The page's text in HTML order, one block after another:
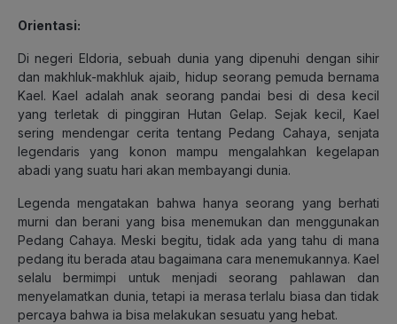
Orientasi:
Di negeri Eldoria, sebuah dunia yang dipenuhi dengan sihir
dan makhluk-makhluk ajaib, hidup seorang pemuda bernama
Kael. Kael adalah anak seorang pandai besi di desa kecil
yang terletak di pinggiran Hutan Gelap. Sejak kecil, Kael
sering mendengar cerita tentang Pedang Cahaya, senjata
legendaris yang konon mampu mengalahkan kegelapan
abadi yang suatu hari akan membayangi dunia.
Legenda mengatakan bahwa hanya seorang yang berhati
murni dan berani yang bisa menemukan dan menggunakan
Pedang Cahaya. Meski begitu, tidak ada yang tahu di mana
pedang itu berada atau bagaimana cara menemukannya. Kael
selalu bermimpi untuk menjadi seorang pahlawan dan
menyelamatkan dunia, tetapi ia merasa terlalu biasa dan tidak
percaya bahwa ia bisa melakukan sesuatu yang hebat.